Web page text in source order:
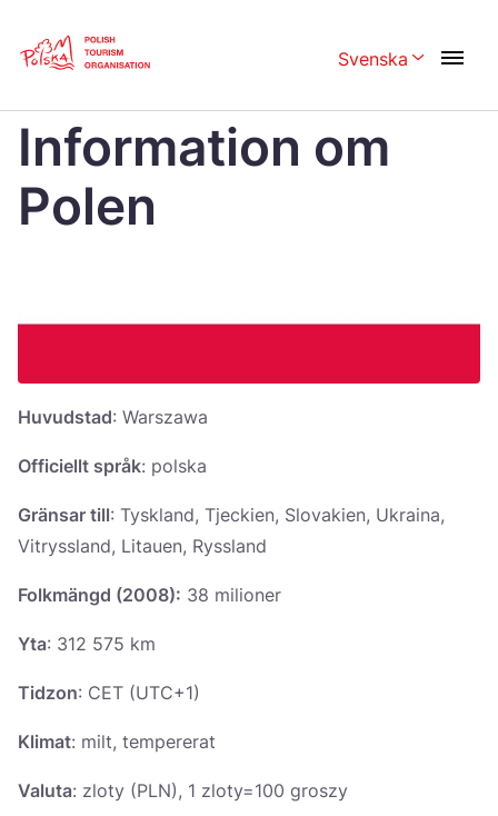
Svenska
Polski English
Česká
Dansk
Italiano Magyar
Português
Suomi
Information om
Polen
Huvudstad: Warszawa
Officiellt språk: polska
Gränsar till: Tyskland, Tjeckien, Slovakien, Ukraina,
Vitryssland, Litauen, Ryssland
Folkmängd (2008): 38 milioner
Yta: 312 575 km
Tidzon: CET (UTC+1)
Klimat: milt, tempererat
Valuta: zloty (PLN), 1 zloty=100 groszy